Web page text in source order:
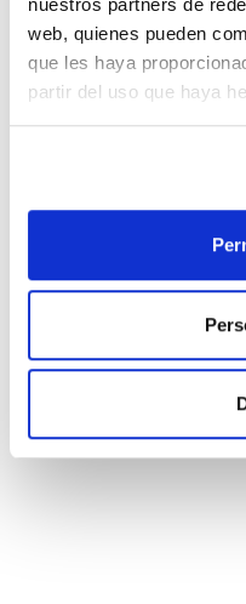
web, quienes pueden
que les haya
partir del uso que haya
Documentación
Regístrate para
productos marca